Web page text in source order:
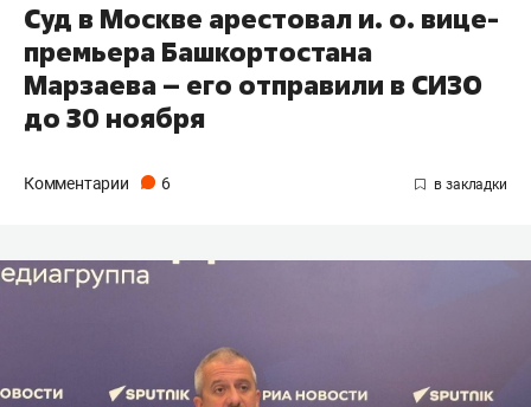
Суд в Москве арестовал и. о. вице-
премьера Башкортостана
Марзаева – его отправили в СИЗО
до 30 ноября
Комментарии 6